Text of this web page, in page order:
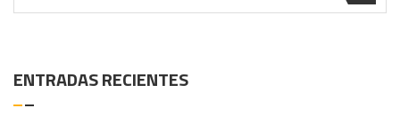
ENTRADAS RECIENTES